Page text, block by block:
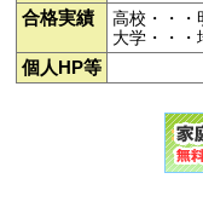
合格実績
高校・・・
大学・・・
個人HP等